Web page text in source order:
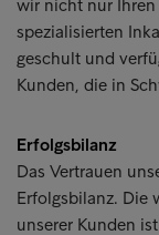
wir nicht nur Ihren
spezialisierten
geschult und
Kunden, die in
Erfolgsbilanz
Das Vertrauen
Erfolgsbilanz. Die
unserer Kunden